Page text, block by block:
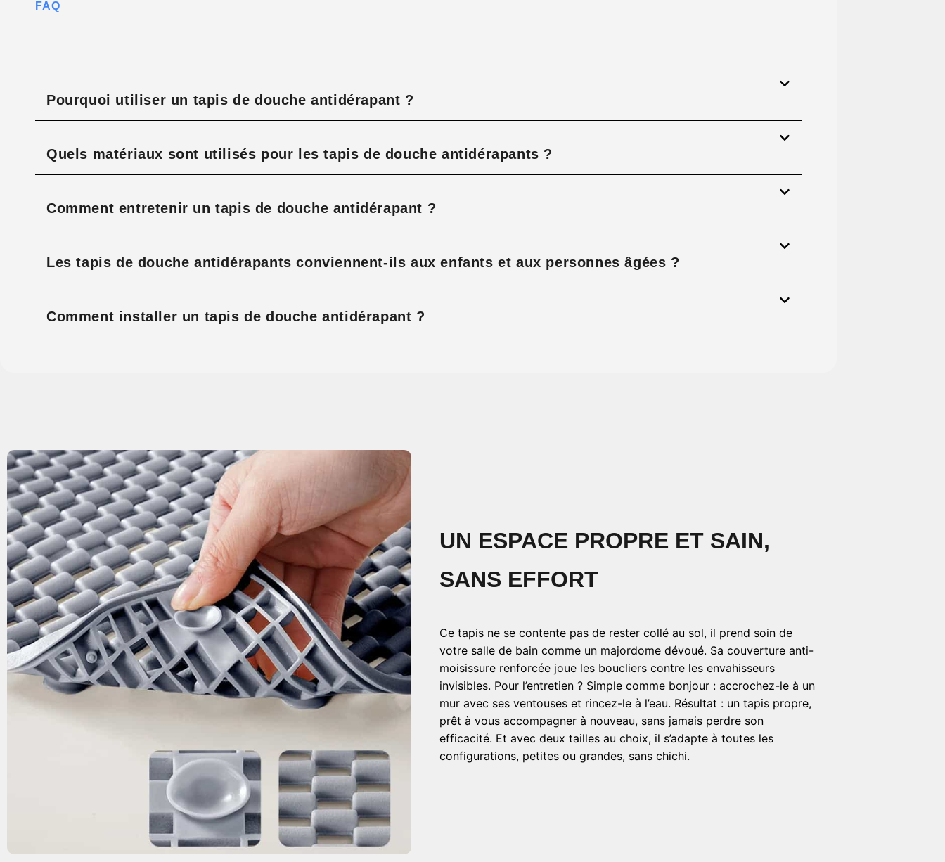
FAQ
Pourquoi utiliser un tapis de douche antidérapant ?
Quels matériaux sont utilisés pour les tapis de douche antidérapants ?
Comment entretenir un tapis de douche antidérapant ?
Les tapis de douche antidérapants conviennent-ils aux enfants et aux personnes âgées ?
Comment installer un tapis de douche antidérapant ?
UN ESPACE PROPRE ET SAIN,
SANS EFFORT
Ce tapis ne se contente pas de rester collé au sol, il prend soin de
votre salle de bain comme un majordome dévoué. Sa couverture anti-
moisissure renforcée joue les boucliers contre les envahisseurs
invisibles. Pour l’entretien ? Simple comme bonjour : accrochez-le à un
mur avec ses ventouses et rincez-le à l’eau. Résultat : un tapis propre,
prêt à vous accompagner à nouveau, sans jamais perdre son
efficacité. Et avec deux tailles au choix, il s’adapte à toutes les
configurations, petites ou grandes, sans chichi.